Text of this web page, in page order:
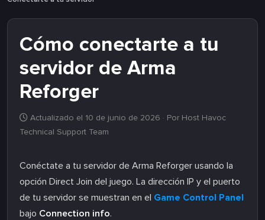
Cómo conectarte a tu
servidor de Arma
Reforger
Actualizado el 10 de junio de 2026 · Por Host Havoc
Technical Support Team
Conéctate a tu servidor de Arma Reforger usando la
opción Direct Join del juego. La dirección IP y el puerto
de tu servidor se muestran en el Game Control Panel
bajo Connection info.